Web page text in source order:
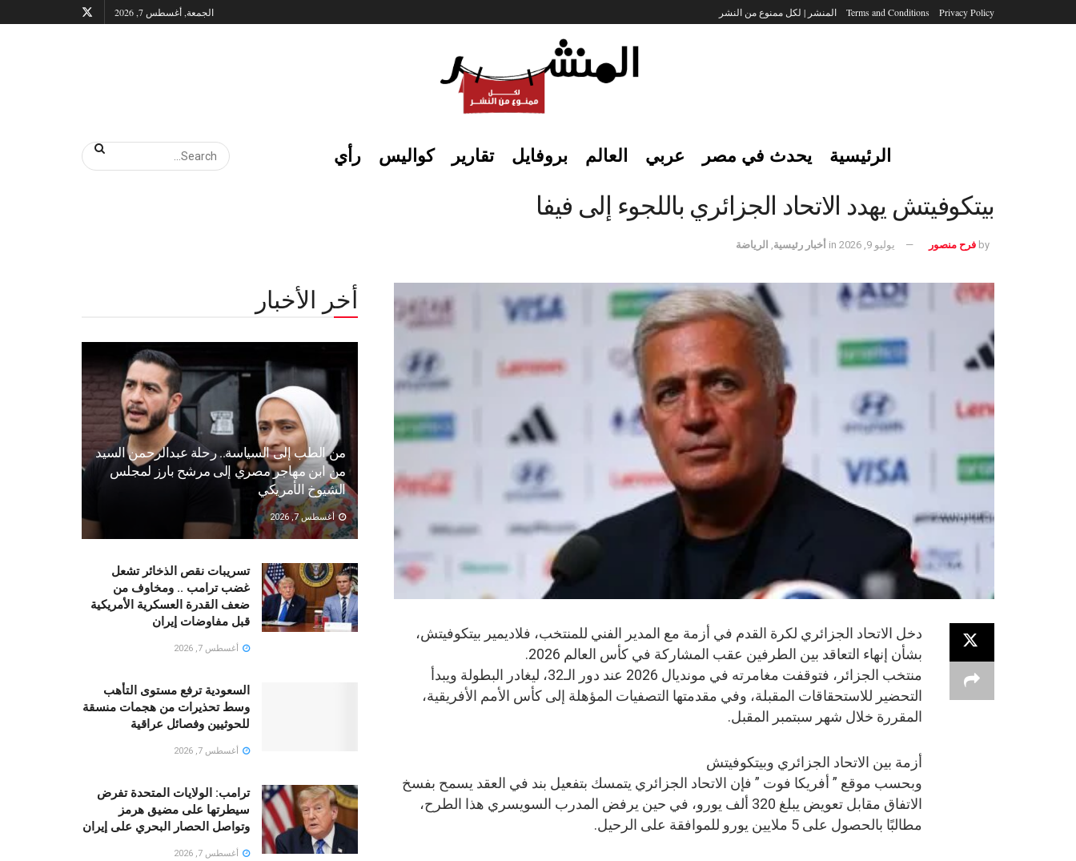
Privacy Policy
Terms and Conditions المنشر | لكل ممنوع من النشر الجمعة, أغسطس 7, 2026
الرئيسية يحدث في مصر عربي العالم بروفايل تقارير كواليس رأي
بيتكوفيتش يهدد الاتحاد الجزائري باللجوء إلى فيفا
by فرح منصور يوليو 9, 2026 in أخبار رئيسية الرياضة
دخل الاتحاد الجزائري لكرة القدم في أزمة مع المدير الفني للمنتخب، فلاديمير بيتكوفيتش،
بشأن إنهاء التعاقد بين الطرفين عقب المشاركة في كأس العالم 2026.
منتخب الجزائر، فتوقفت مغامرته في مونديال 2026 عند دور الـ32، ليغادر البطولة ويبدأ
التحضير للاستحقاقات المقبلة، وفي مقدمتها التصفيات المؤهلة إلى كأس الأمم الأفريقية،
المقررة خلال شهر سبتمبر المقبل.
أزمة بين الاتحاد الجزائري وبيتكوفيتش
وبحسب موقع ” أفريكا فوت ” فإن الاتحاد الجزائري يتمسك بتفعيل بند في العقد يسمح بفسخ
الاتفاق مقابل تعويض يبلغ 320 ألف يورو، في حين يرفض المدرب السويسري هذا الطرح،
مطالبًا بالحصول على 5 ملايين يورو للموافقة على الرحيل.
أخر الأخبار
من الطب إلى السياسة.. رحلة عبدالرحمن السيد
من ابن مهاجر مصري إلى مرشح بارز لمجلس
الشيوخ الأمريكي
أغسطس 7, 2026
تسريبات نقص الذخائر تشعل
غضب ترامب .. ومخاوف من
ضعف القدرة العسكرية الأمريكية
قبل مفاوضات إيران
أغسطس 7, 2026
السعودية ترفع مستوى التأهب
وسط تحذيرات من هجمات منسقة
للحوثيين وفصائل عراقية
أغسطس 7, 2026
ترامب: الولايات المتحدة تفرض
سيطرتها على مضيق هرمز
وتواصل الحصار البحري على إيران
أغسطس 7, 2026